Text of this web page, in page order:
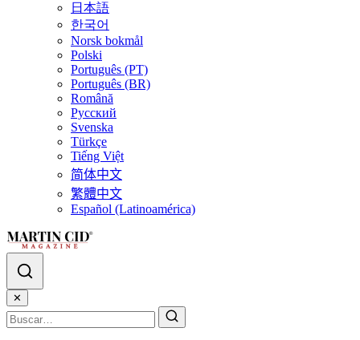
日本語
한국어
Norsk bokmål
Polski
Português (PT)
Português (BR)
Română
Русский
Svenska
Türkçe
Tiếng Việt
简体中文
繁體中文
Español (Latinoamérica)
✕